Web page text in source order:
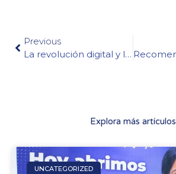
Previous
La revolución digital y la IA al servicio de la salud
Explora más artículos
UNCATEGORIZED